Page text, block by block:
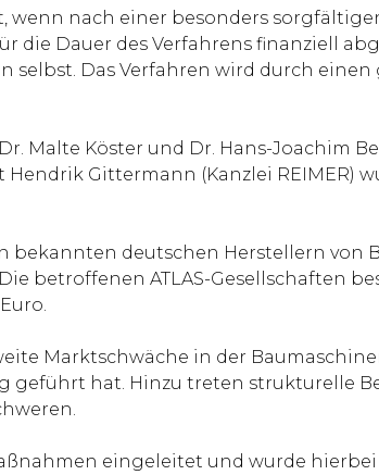
nach einer besonders
Dauer des Verfahrens finanziell
Das Verfahren wird durch
Köster und Dr. Hans-Joachim
Gittermann (Kanzlei REIMER)
bekannten deutschen Herstellern von
betroffenen ATLAS-Gesellschaften
Marktschwäche in der
hat. Hinzu treten strukturelle
eingeleitet und wurde